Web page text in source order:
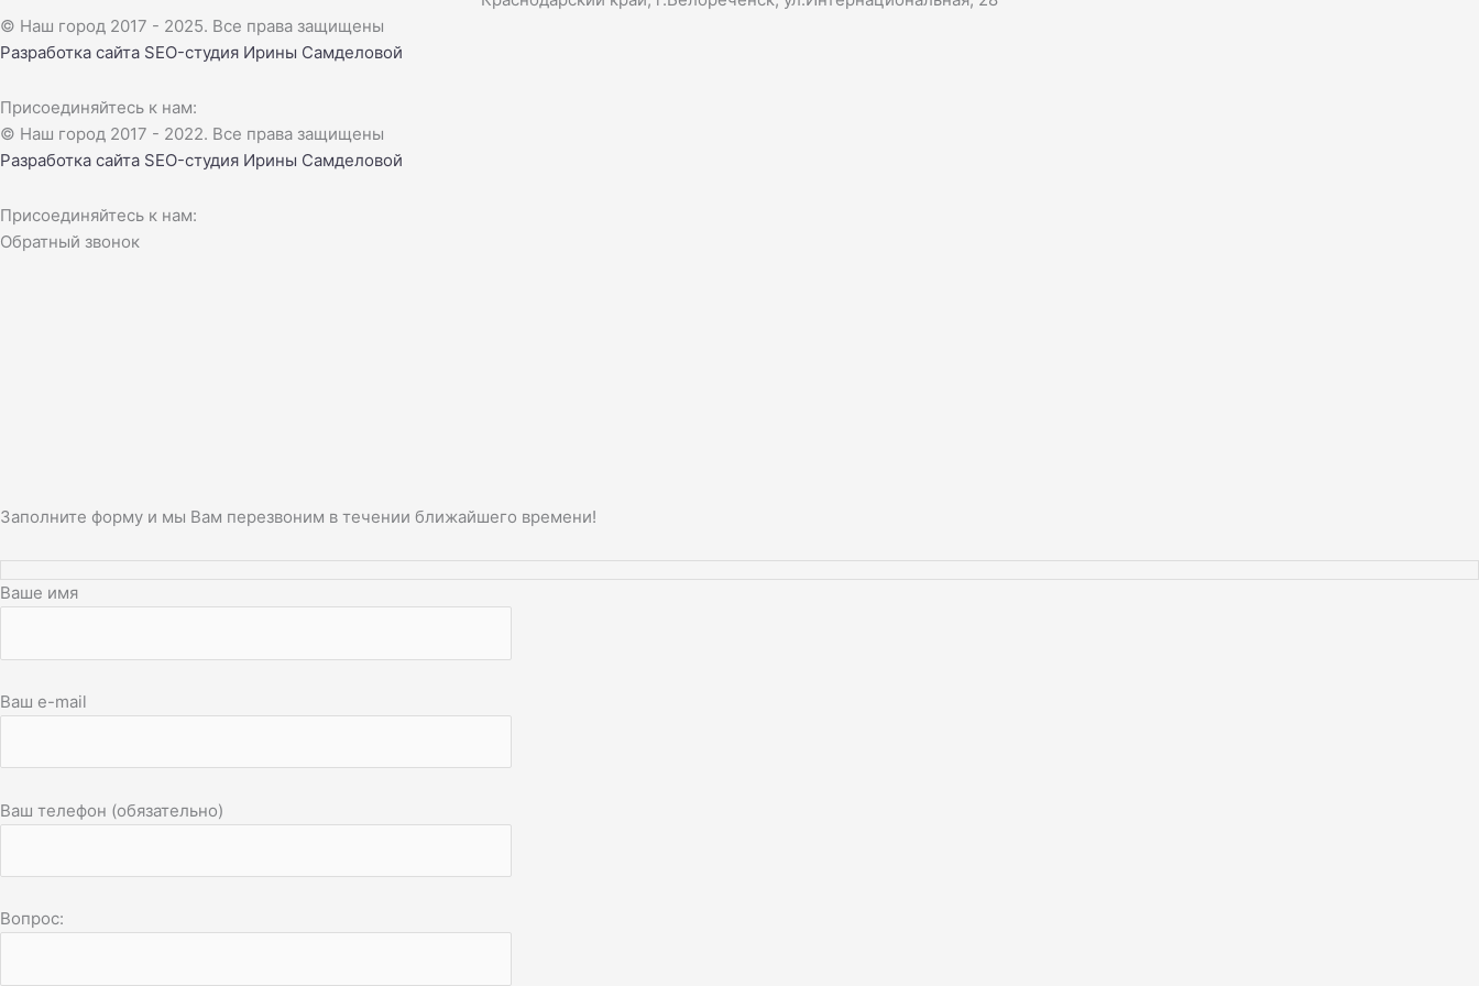
© Наш город 2017 - 2025. Все права защищены
Разработка сайта SEO-студия Ирины Самделовой
Присоединяйтесь к нам:
© Наш город 2017 - 2022. Все права защищены
Разработка сайта SEO-студия Ирины Самделовой
Присоединяйтесь к нам:
Обратный звонок
Заполните форму и мы Вам перезвоним в течении ближайшего времени!
Ваше имя
Ваш e-mail
Ваш телефон (обязательно)
Вопрос: